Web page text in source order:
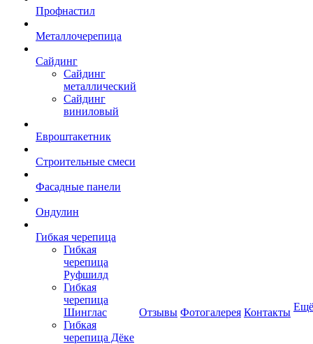
Профнастил
Металлочерепица
Сайдинг
Сайдинг
металлический
Сайдинг
виниловый
Евроштакетник
Строительные смеси
Фасадные панели
Ондулин
Гибкая черепица
Гибкая
черепица
Руфшилд
Гибкая
черепица
Шинглас
Гибкая
черепица Дёке
Отзывы Фотогалерея Контакты Ещё